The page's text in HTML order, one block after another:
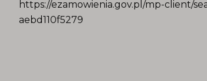
https://ezamowienia.gov.pl/mp-client/
aebd110f5279